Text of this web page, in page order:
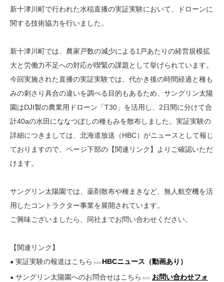
新十津川町で行われた水稲直播の実証実験において、ドローンに
関する技術協力を行いました。
新十津川町では、農家戸数の減少による1戸あたりの経営規模拡
大と労働力不足への対応が喫緊の課題として挙げられています。
今回実施された直播の実証実験では、代かき後の時間経過と種も
みの刺さり具合の違いを調べる目的もあるため、サングリン太陽
園はDJI製の農業用ドローン「T30」を活用し、2日間に分けて合
計40aの水田にななつぼしの種もみを散布しました。実証実験の
詳細につきましては、北海道放送（HBC）がニュースとして報じ
ておりますので、ページ下部の【関連リンク】よりご確認いただ
けます。
サングリン太陽園では、薬剤散布や種まきなど、無人航空機を活
用したコントラクター事業を展開されています。
ご興味ございましたら、同社までお問い合わせください。
【関連リンク】
● 実証実験の報道はこちら >>> HBCニュース（動画あり）
● サングリン太陽園へのお問合せはこちら >>> お問い合わせフォ